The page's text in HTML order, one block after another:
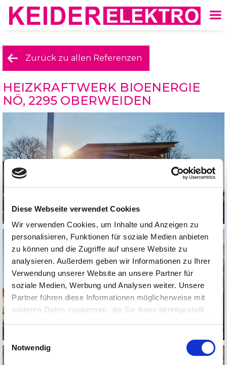
Diese Webseite verwendet Cookies
Wir verwenden Cookies, um Inhalte und Anzeigen zu
personalisieren, Funktionen für soziale Medien anbieten
zu können und die Zugriffe auf unsere Website zu
analysieren. Außerdem geben wir Informationen zu Ihrer
Verwendung unserer Website an unsere Partner für
soziale Medien, Werbung und Analysen weiter. Unsere
Partner führen diese Informationen möglicherweise mit
weiteren Daten zusammen, die Sie ihnen bereitgestellt
Einwilligungsauswahl
Notwendig
Zurück zu allen Referenzen
HEIZKRAFTWERK BIOENERGIE
NÖ, 2295 OBERWEIDEN